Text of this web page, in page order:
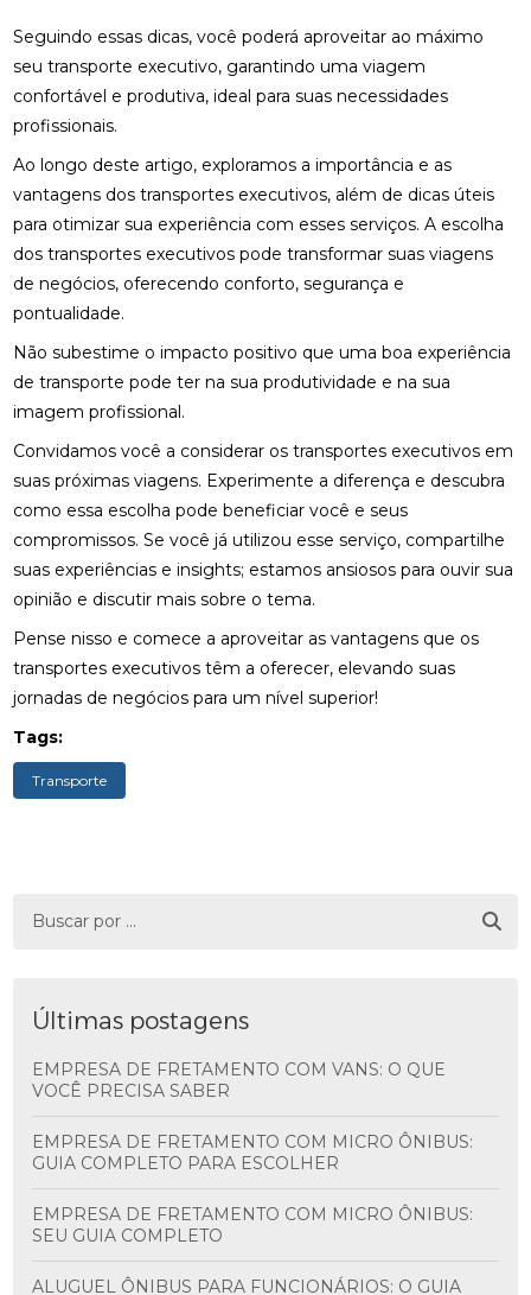
Seguindo essas dicas, você poderá aproveitar ao máximo
seu transporte executivo, garantindo uma viagem
confortável e produtiva, ideal para suas necessidades
profissionais.
Ao longo deste artigo, exploramos a importância e as
vantagens dos transportes executivos, além de dicas úteis
para otimizar sua experiência com esses serviços. A escolha
dos transportes executivos pode transformar suas viagens
de negócios, oferecendo conforto, segurança e
pontualidade.
Não subestime o impacto positivo que uma boa experiência
de transporte pode ter na sua produtividade e na sua
imagem profissional.
Convidamos você a considerar os transportes executivos em
suas próximas viagens. Experimente a diferença e descubra
como essa escolha pode beneficiar você e seus
compromissos. Se você já utilizou esse serviço, compartilhe
suas experiências e insights; estamos ansiosos para ouvir sua
opinião e discutir mais sobre o tema.
Pense nisso e comece a aproveitar as vantagens que os
transportes executivos têm a oferecer, elevando suas
jornadas de negócios para um nível superior!
Tags:
Transporte
Últimas postagens
EMPRESA DE FRETAMENTO COM VANS: O QUE
VOCÊ PRECISA SABER
EMPRESA DE FRETAMENTO COM MICRO ÔNIBUS:
GUIA COMPLETO PARA ESCOLHER
EMPRESA DE FRETAMENTO COM MICRO ÔNIBUS:
SEU GUIA COMPLETO
ALUGUEL ÔNIBUS PARA FUNCIONÁRIOS: O GUIA